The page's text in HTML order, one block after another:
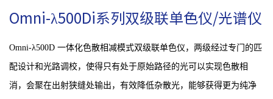
Omni-λ500Di系列双级联单色仪/光谱仪
Omni-λ500D 一体化色散相减模式双级联单色仪，两级经过专门的匹
配设计和光路调校，使得只有处于原始路径的光可以实现色散相
消，会聚在出射狭缝处输出，有效降低杂散光，能够获得更为纯净